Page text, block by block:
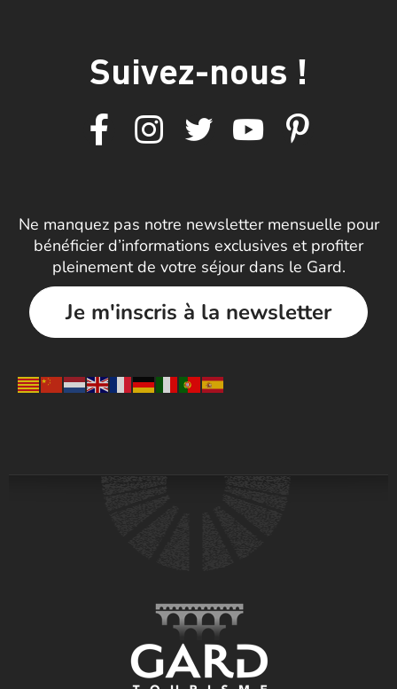
Suivez-nous !
Ne manquez pas notre newsletter mensuelle pour
bénéficier d’informations exclusives et profiter
pleinement de votre séjour dans le Gard.
Je m'inscris à la newsletter